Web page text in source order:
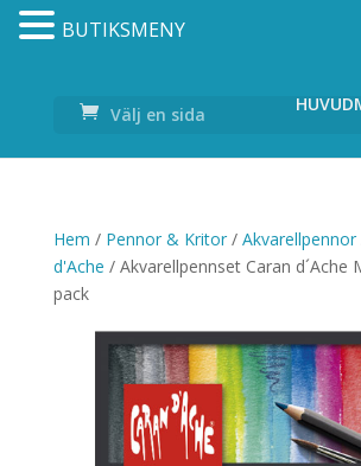
Välj en sida
Hem / Pennor & Kritor/ Akvarellpennor
d'Ache / Akvarellpennset Caran d´Ache
pack
BUTIKSMENY